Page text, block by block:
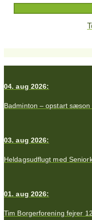
04. aug 2026:
Badminton – opstart sæson
03. aug 2026:
Heldagsudflugt med
01. aug 2026:
Tim Borgerforening fejrer